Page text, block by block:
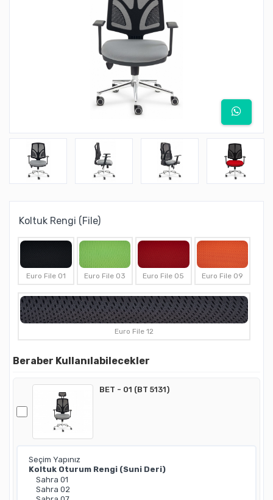
Koltuk Rengi (File)
Euro File 01 Euro File 03 Euro File 05 Euro File 09
Euro File 12
Beraber Kullanılabilecekler
BET - 01 (BT 5131)